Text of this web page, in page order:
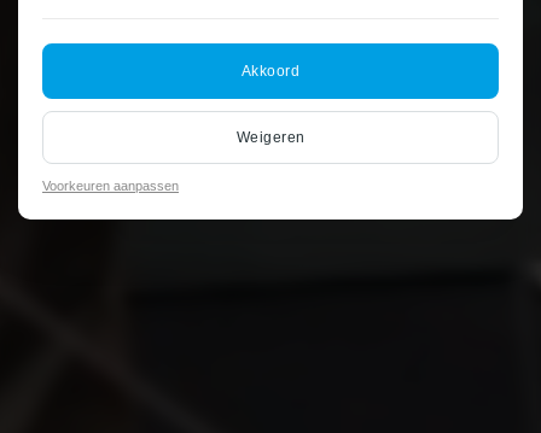
Akkoord
Weigeren
Voorkeuren aanpassen